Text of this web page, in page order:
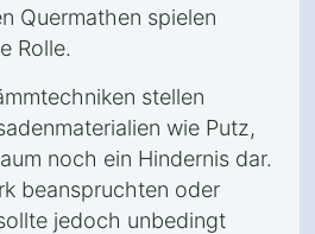
Quermathen spielen
Rolle.
stellen
wie Putz,
noch ein Hindernis dar.
beanspruchten oder
jedoch unbedingt